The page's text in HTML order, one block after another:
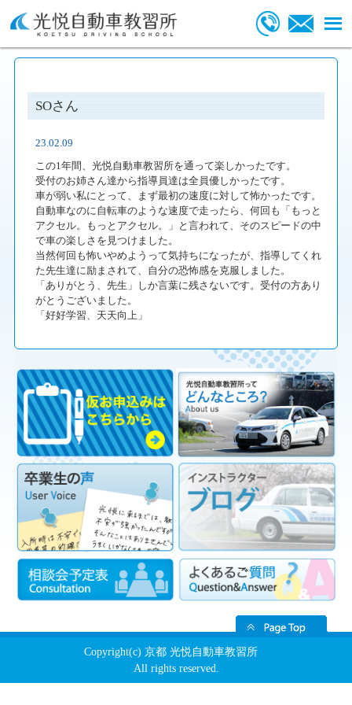
SOさん
23.02.09
この1年間、光悦自動車教習所を通って楽しかったです。
受付のお姉さん達から指導員達は全員優しかったです。
車が弱い私にとって、まず最初の速度に対して怖かったです。
自動車なのに自転車のような速度で走ったら、何回も「もっと
アクセル。もっとアクセル。」と言われて、そのスピードの中
で車の楽しさを見つけました。
当然何回も怖いやめようって気持ちになったが、指導してくれ
た先生達に励まされて、自分の恐怖感を克服しました。
「ありがとう、先生」しか言葉に残さないです。受付の方あり
がとうございました。
「好好学習、天天向上」
Copyright(c) 京都 光悦自動車教習所
All rights reserved.